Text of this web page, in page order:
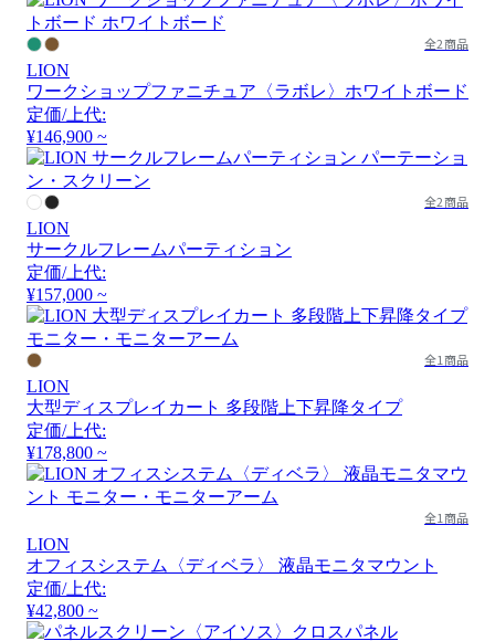
全2商品
LION
ワークショップファニチュア〈ラボレ〉ホワイトボード
定価/上代:
¥146,900 ~
全2商品
LION
サークルフレームパーティション
定価/上代:
¥157,000 ~
全1商品
LION
大型ディスプレイカート 多段階上下昇降タイプ
定価/上代:
¥178,800 ~
全1商品
LION
オフィスシステム〈ディベラ〉 液晶モニタマウント
定価/上代:
¥42,800 ~